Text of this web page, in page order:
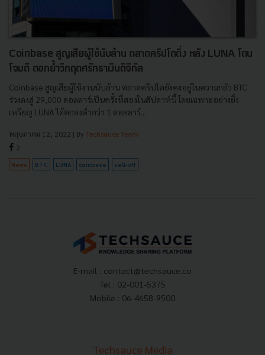
Coinbase สูญเสียผู้ใช้นับล้าน ตลาดคริปโตดิ่ง หลัง LUNA โดน
โจมตี ตอกย้ำวิกฤตศรัทธาเงินดิจิทัล
Coinbase สูญเสียผู้ใช้งานนับล้าน ตลาดคริปโตยังคงอยู่ในความกลัว BTC
ร่วงลงสู่ 29,000 ดอลลาร์เป็นครั้งที่สองในสัปดาห์นี้ โดยเฉพาะอย่างยิ่ง
เหรียญ LUNA ได้ตกลงต่ำกว่า 1 ดอลลาร์...
พฤษภาคม 12, 2022 | By Techsauce Team
2
News BTC LUNA coinbase sell-off
E-mail : contact@techsauce.co
Tel : 02-001-5375
Mobile : 06-4658-9500
Techsauce Media